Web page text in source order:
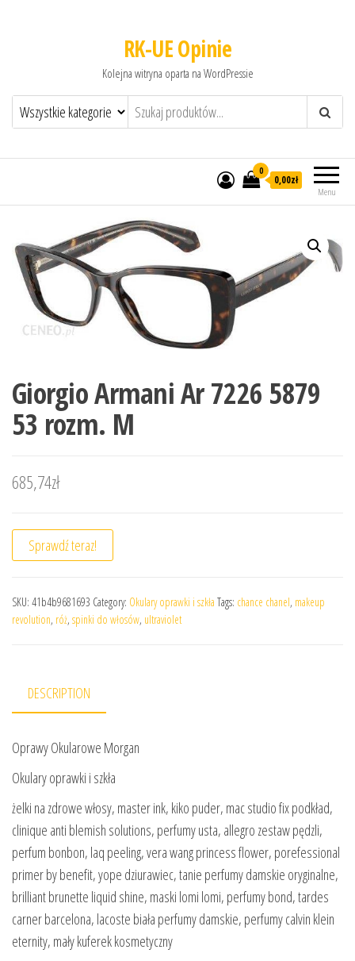
RK-UE Opinie
Kolejna witryna oparta na WordPressie
Menu
0
0,00zł
Giorgio Armani Ar 7226 5879
53 rozm. M
685,74zł
Sprawdź teraz!
SKU: 41b4b9681693 Category: Okulary oprawki i szkła Tags: chance chanel, makeup
revolution, róż, spinki do włosów, ultraviolet
DESCRIPTION
Oprawy Okularowe Morgan
Okulary oprawki i szkła
żelki na zdrowe włosy, master ink, kiko puder, mac studio fix podkład,
clinique anti blemish solutions, perfumy usta, allegro zestaw pędzli,
perfum bonbon, laq peeling, vera wang princess flower, porefessional
primer by benefit, yope dziurawiec, tanie perfumy damskie oryginalne,
brilliant brunette liquid shine, maski lomi lomi, perfumy bond, tardes
carner barcelona, lacoste biała perfumy damskie, perfumy calvin klein
eternity, mały kuferek kosmetyczny